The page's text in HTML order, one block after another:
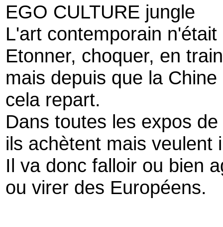
EGO CULTURE jungle
L'art contemporain
Etonner, choquer, en
mais depuis que la
cela repart.
Dans toutes les expos
ils achètent mais veulent
Il va donc falloir ou bien
ou virer des Européens.